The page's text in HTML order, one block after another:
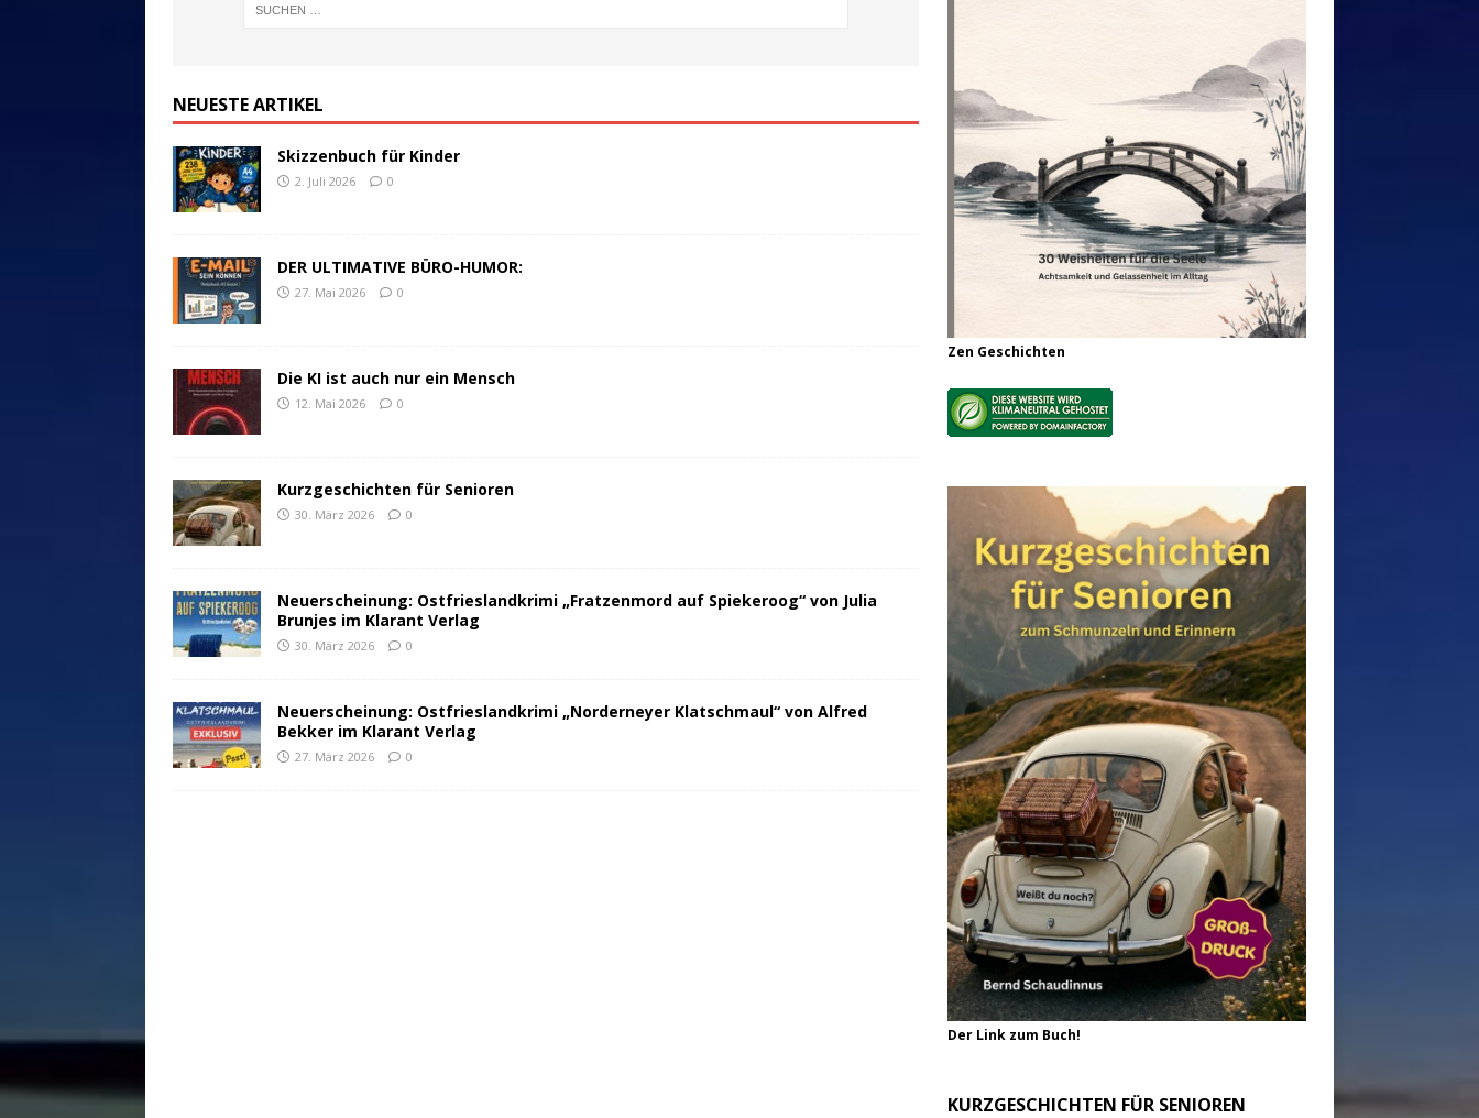
NEUESTE ARTIKEL
Skizzenbuch für Kinder
2. Juli 2026 0
DER ULTIMATIVE BÜRO-HUMOR:
27. Mai 2026 0
Die KI ist auch nur ein Mensch
12. Mai 2026 0
Kurzgeschichten für Senioren
30. März 2026 0
Neuerscheinung: Ostfrieslandkrimi „Fratzenmord auf Spiekeroog“ von Julia
Brunjes im Klarant Verlag
30. März 2026 0
Neuerscheinung: Ostfrieslandkrimi „Norderneyer Klatschmaul“ von Alfred
Bekker im Klarant Verlag
27. März 2026 0
Zen Geschichten
Der Link zum Buch!
KURZGESCHICHTEN FÜR SENIOREN